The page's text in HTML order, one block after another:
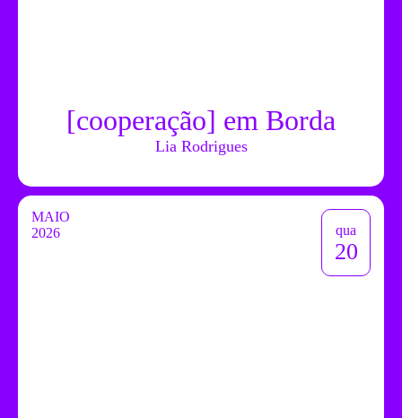
[cooperação] em Borda
Lia Rodrigues
MAIO
2026
qua
20